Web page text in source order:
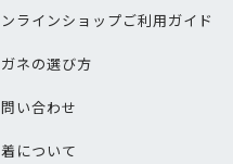
ラインショップご利用ガイド
ネの選び方
い合わせ
について